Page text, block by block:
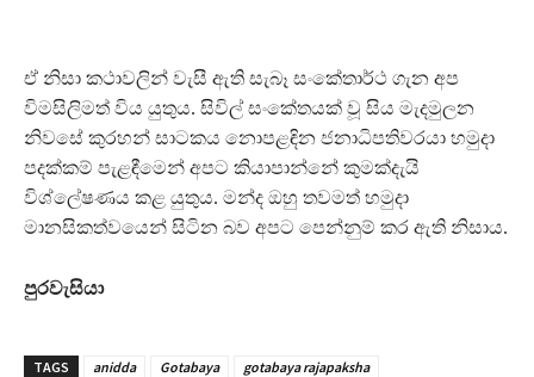
ඒ නිසා කථාවලින් වැසී ඇති සැබෑ සංකේතාර්ථ ගැන අප
විමසිලිමත් විය යුතුය. සිවිල් සංකේතයක් වූ සිය මැදමුලන
නිවසේ කුරහන් සාටකය නොපළඳින ජනාධිපතිවරයා හමුදා
පදක්කම් පැළඳීමෙන් අපට කියාපාන්නේ කුමක්දැයි
විශ්ලේෂණය කළ යුතුය. මන්ද ඔහු තවමත් හමුදා
මානසිකත්වයෙන් සිටින බව අපට පෙන්නුම් කර ඇති නිසාය.
පුරවැසියා
TAGS anidda Gotabaya gotabaya rajapaksha